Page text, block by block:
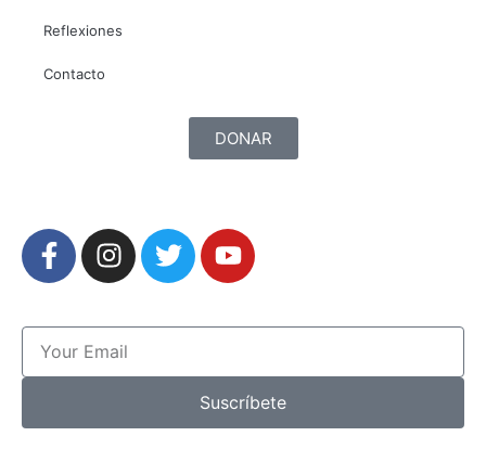
Reflexiones
Contacto
DONAR
Suscríbete